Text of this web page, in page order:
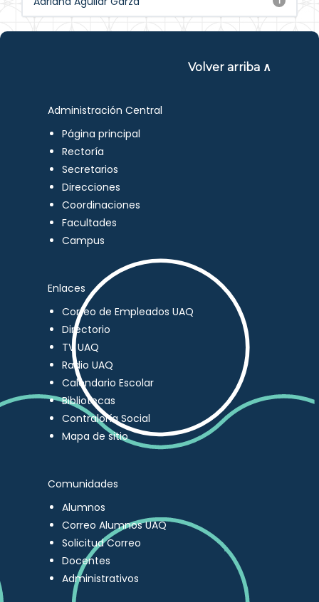
Volver arriba ∧
Administración Central
Página principal
Rectoría
Secretarios
Direcciones
Coordinaciones
Facultades
Campus
Enlaces
Correo de Empleados UAQ
Directorio
TV UAQ
Radio UAQ
Calendario Escolar
Bibliotecas
Contraloría Social
Mapa de sitio
Comunidades
Alumnos
Correo Alumnos UAQ
Solicitud Correo
Docentes
Administrativos